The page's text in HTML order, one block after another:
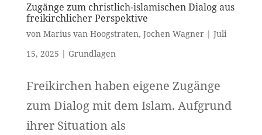
Zugänge zum christlich-islamischen Dialog aus
freikirchlicher Perspektive
von Marius van Hoogstraten, Jochen Wagner| Juli
15, 2025 | Grundlagen
Freikirchen haben eigene Zugänge
zum Dialog mit dem Islam. Aufgrund
ihrer Situation als